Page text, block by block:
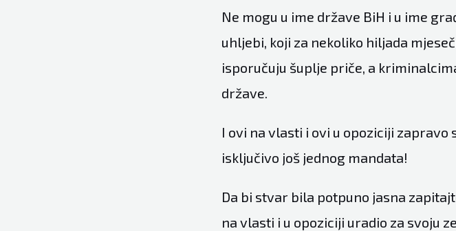
Ne mogu u ime države BiH i u ime
uhljebi, koji za nekoliko hiljada
isporučuju šuplje priče, a
države.
I ovi na vlasti i ovi u opoziciji zapravo
isključivo još jednog mandata!
Da bi stvar bila potpuno jasna
na vlasti i u opoziciji uradio za svoju